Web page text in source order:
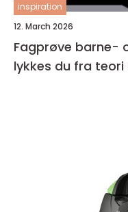
inspiration
12. March 2026
Fagprøve barne-
lykkes du fra teori